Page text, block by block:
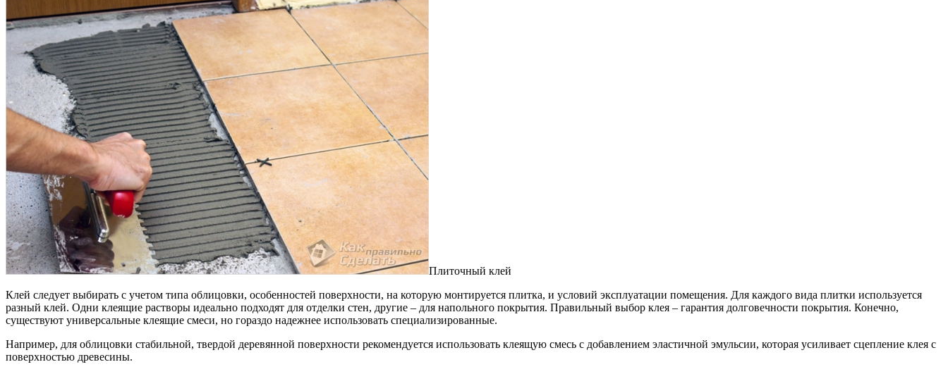
Плиточный клей
Клей следует выбирать с учетом типа облицовки, особенностей поверхности, на которую монтируется плитка, и условий эксплуатации помещения. Для каждого вида плитки используется
разный клей. Одни клеящие растворы идеально подходят для отделки стен, другие – для напольного покрытия. Правильный выбор клея – гарантия долговечности покрытия. Конечно,
существуют универсальные клеящие смеси, но гораздо надежнее использовать специализированные.
Например, для облицовки стабильной, твердой деревянной поверхности рекомендуется использовать клеящую смесь с добавлением эластичной эмульсии, которая усиливает сцепление клея с
поверхностью древесины.